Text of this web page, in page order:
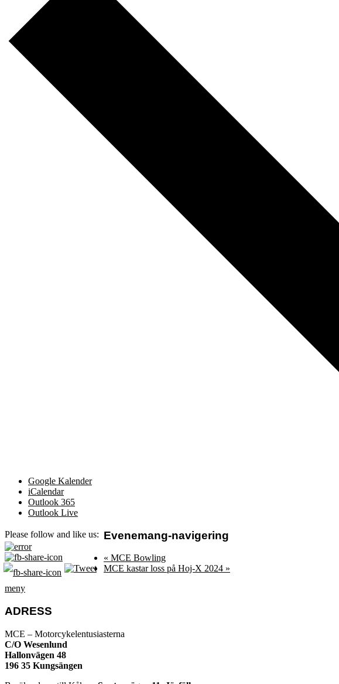
Google Kalender
iCalendar
Outlook 365
Outlook Live
Please follow and like us: Evenemang-navigering
« MCE Bowling
MCE kastar loss på Hoj-X 2024 »
meny
ADRESS
MCE – Motorcykelentusiasterna
C/O Wesenlund
Hallonvägen 48
196 35 Kungsängen